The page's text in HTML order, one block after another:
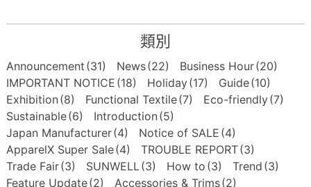
類別
Announcement (31) News(22) Business Hour(20)
IMPORTANT NOTICE (18) Holiday(17) Guide(10)
Exhibition (8) Functional Textile(7) Eco-friendly(7)
Sustainable(6) Introduction (5)
Japan Manufacturer(4) Notice of SALE (4)
ApparelX Super Sale(4) TROUBLE REPORT(3)
Trade Fair(3) SUNWELL(3) How to (3) Trend (3)
Feature Update(2) Accessories & Trims(2)